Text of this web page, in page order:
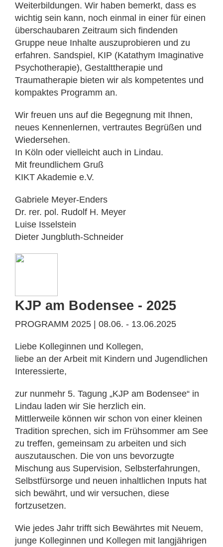
Weiterbildungen. Wir haben bemerkt, dass es
wichtig sein kann, noch einmal in einer für einen
überschaubaren Zeitraum sich findenden
Gruppe neue Inhalte auszuprobieren und zu
erfahren. Sandspiel, KIP (Katathym Imaginative
Psychotherapie), Gestalttherapie und
Traumatherapie bieten wir als kompetentes und
kompaktes Programm an.
Wir freuen uns auf die Begegnung mit Ihnen,
neues Kennenlernen, vertrautes Begrüßen und
Wiedersehen.
In Köln oder vielleicht auch in Lindau.
Mit freundlichem Gruß
KIKT Akademie e.V.
Gabriele Meyer-Enders
Dr. rer. pol. Rudolf H. Meyer
Luise Isselstein
Dieter Jungbluth-Schneider
KJP am Bodensee - 2025
PROGRAMM 2025 | 08.06. - 13.06.2025
Liebe Kolleginnen und Kollegen,
liebe an der Arbeit mit Kindern und Jugendlichen
Interessierte,
zur nunmehr 5. Tagung „KJP am Bodensee“ in
Lindau laden wir Sie herzlich ein.
Mittlerweile können wir schon von einer kleinen
Tradition sprechen, sich im Frühsommer am See
zu treffen, gemeinsam zu arbeiten und sich
auszutauschen. Die von uns bevorzugte
Mischung aus Supervision, Selbsterfahrungen,
Selbstfürsorge und neuen inhaltlichen Inputs hat
sich bewährt, und wir versuchen, diese
fortzusetzen.
Wie jedes Jahr trifft sich Bewährtes mit Neuem,
junge Kolleginnen und Kollegen mit langjährigen